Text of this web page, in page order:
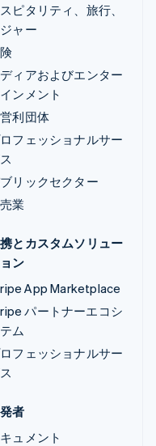
ピタリティ、旅行、
ャー
ディアおよびエンター
ンメント
利団体
フェッショナルサー
リックセクター
業
とカスタムソリュー
ン
App Marketplace
パートナーエコシ
ム
フェッショナルサー
者
キュメント